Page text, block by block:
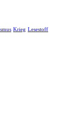
Krieg Lesestoff